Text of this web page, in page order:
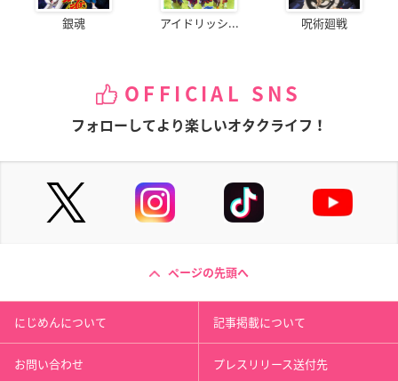
銀魂 アイドリッシ... 呪術廻戦
OFFICIAL SNS
フォローしてより楽しいオタクライフ！
ページの先頭へ
にじめんについて 記事掲載について
お問い合わせ プレスリリース送付先